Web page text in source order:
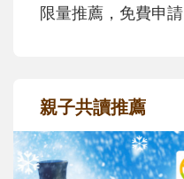
限量推薦，免費申請
親子共讀推薦